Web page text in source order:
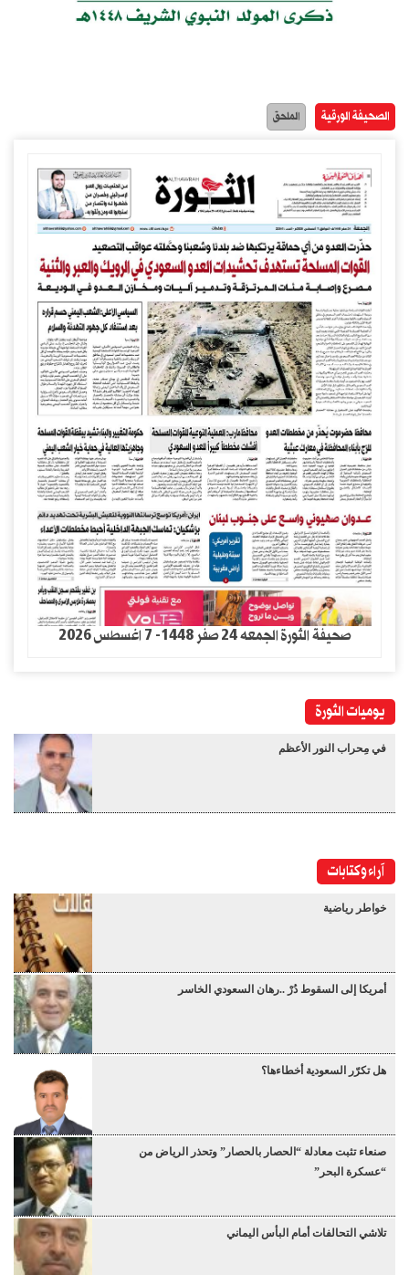
الصحيفة الورقية الملحق
صحيفة الثورة الجمعه 24 صفر 1448- 7 اغسطس 2026
يوميات الثورة
في مِحراب النور الأعظم
آراء وكتابات
خواطر رياضية
أمريكا إلى السقوط دُرْ ..رهان السعودي الخاسر
هل تكرّر السعودية أخطاءها؟
صنعاء تثبت معادلة “الحصار بالحصار” وتحذر الرياض من
“عسكرة البحر”
تلاشي التحالفات أمام البأس اليماني